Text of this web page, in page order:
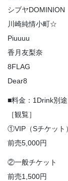
シブヤDOMINION
川崎純情小町☆
Piuuuu
香月友梨奈
8FLAG
Dear8
■料金：1Drink別途
［観覧］
①VIP（Sチケット
前売5,000円
②一般チケット
前売1,500円